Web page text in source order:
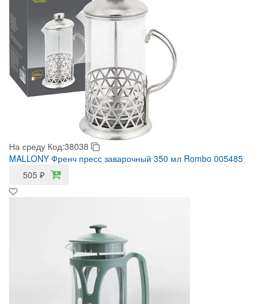
На среду Код:38038
MALLONY Френч пресс заварочный 350 мл Rombo 005485
505 ₽